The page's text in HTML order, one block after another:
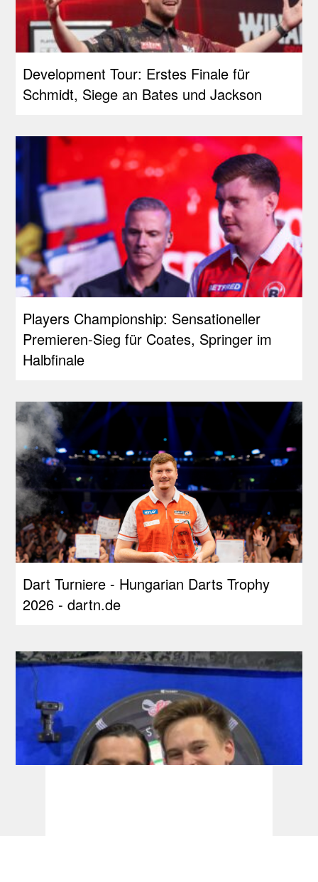
Development Tour: Erstes Finale für
Schmidt, Siege an Bates und Jackson
Players Championship: Sensationeller
Premieren-Sieg für Coates, Springer im
Halbfinale
Dart Turniere - Hungarian Darts Trophy
2026 - dartn.de